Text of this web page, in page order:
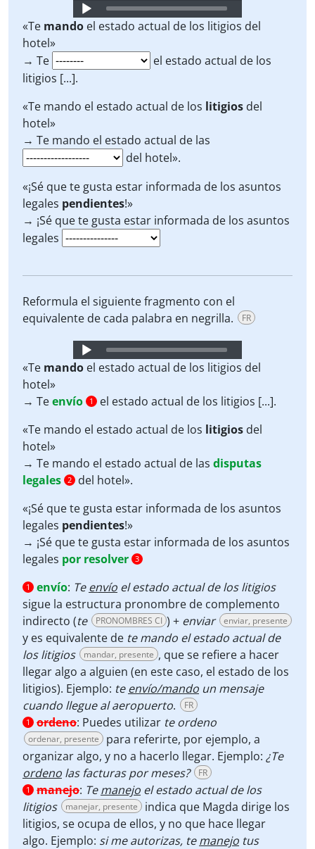
Audio
Player
«Te mando el estado actual de los litigios del
hotel»
→ Te
el estado actual de los
litigios [...].
«Te mando el estado actual de los litigios del
hotel»
→ Te mando el estado actual de las
del hotel».
«¡Sé que te gusta estar informada de los asuntos
legales pendientes!»
→ ¡Sé que te gusta estar informada de los asuntos
legales
Reformula el siguiente fragmento con el
equivalente de cada palabra en negrilla.
FR
Audio
Player
«Te mando el estado actual de los litigios del
hotel»
→ Teenvío 1
el estado actual de los litigios [...].
«Te mando el estado actual de los litigios del
hotel»
→ Te mando el estado actual de las disputas
legales 2
del hotel».
«¡Sé que te gusta estar informada de los asuntos
legales pendientes!»
→ ¡Sé que te gusta estar informada de los asuntos
legales por resolver 3
1 envío: Teenvío el estado actual de los litigios
sigue la estructura pronombre de complemento
indirecto (te PRONOMBRES CI ) + enviar enviar, presente
y es equivalente de te mando el estado actual de
los litigios
mandar, presente , que se refiere a hacer
llegar algo a alguien (en este caso, el estado de los
litigios). Ejemplo: teenvío/mando un mensaje
cuando llegue al aeropuerto. FR
1 ordeno: Puedes utilizar te ordeno
ordenar, presente
para referirte, por ejemplo, a
organizar algo, y no a hacerlo llegar. Ejemplo: ¿Te
ordeno las facturas por meses? FR
1 manejo: Temanejo el estado actual de los
litigios
manejar, presente
indica que Magda dirige los
litigios, se ocupa de ellos, y no que hace llegar
algo. Ejemplo: si me autorizas, temanejo tus